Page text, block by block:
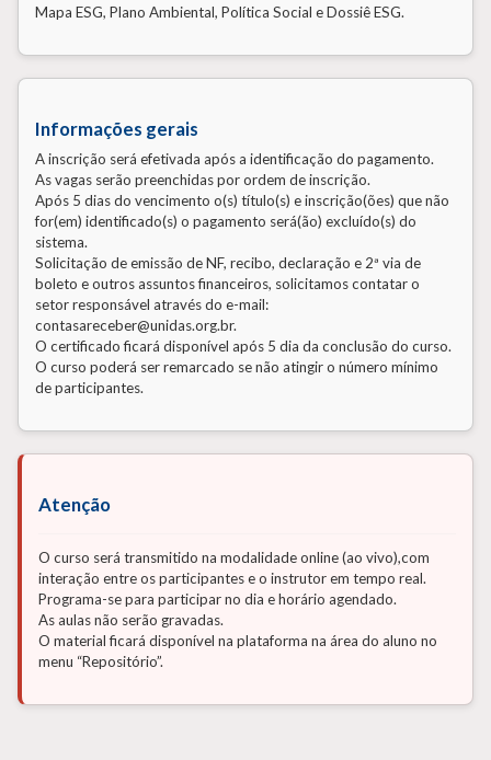
Mapa ESG, Plano Ambiental, Política Social e Dossiê ESG.
Informações gerais
A inscrição será efetivada após a identificação do pagamento.
As vagas serão preenchidas por ordem de inscrição.
Após 5 dias do vencimento o(s) título(s) e inscrição(ões) que não
for(em) identificado(s) o pagamento será(ão) excluído(s) do
sistema.
Solicitação de emissão de NF, recibo, declaração e 2ª via de
boleto e outros assuntos financeiros, solicitamos contatar o
setor responsável através do e-mail:
contasareceber@unidas.org.br.
O certificado ficará disponível após 5 dia da conclusão do curso.
O curso poderá ser remarcado se não atingir o número mínimo
de participantes.
Atenção
O curso será transmitido na modalidade online (ao vivo),com
interação entre os participantes e o instrutor em tempo real.
Programa-se para participar no dia e horário agendado.
As aulas não serão gravadas.
O material ficará disponível na plataforma na área do aluno no
menu “Repositório”.